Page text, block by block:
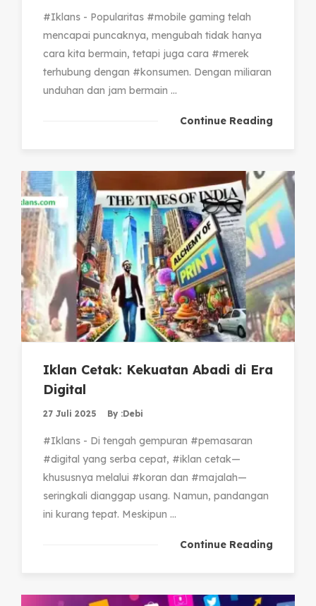
#Iklans - Popularitas #mobile gaming telah
mencapai puncaknya, mengubah tidak hanya
cara kita bermain, tetapi juga cara #merek
terhubung dengan #konsumen. Dengan miliaran
unduhan dan jam bermain ...
Continue Reading
Iklan Cetak: Kekuatan Abadi di Era
Digital
27 Juli 2025 By :Debi
#Iklans - Di tengah gempuran #pemasaran
#digital yang serba cepat, #iklan cetak—
khususnya melalui #koran dan #majalah—
seringkali dianggap usang. Namun, pandangan
ini kurang tepat. Meskipun ...
Continue Reading